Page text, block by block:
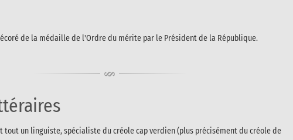
de la médaille de l'Ordre du mérite par le Président de la République.
tout un linguiste, spécialiste du créole cap verdien (plus précisément du créole de